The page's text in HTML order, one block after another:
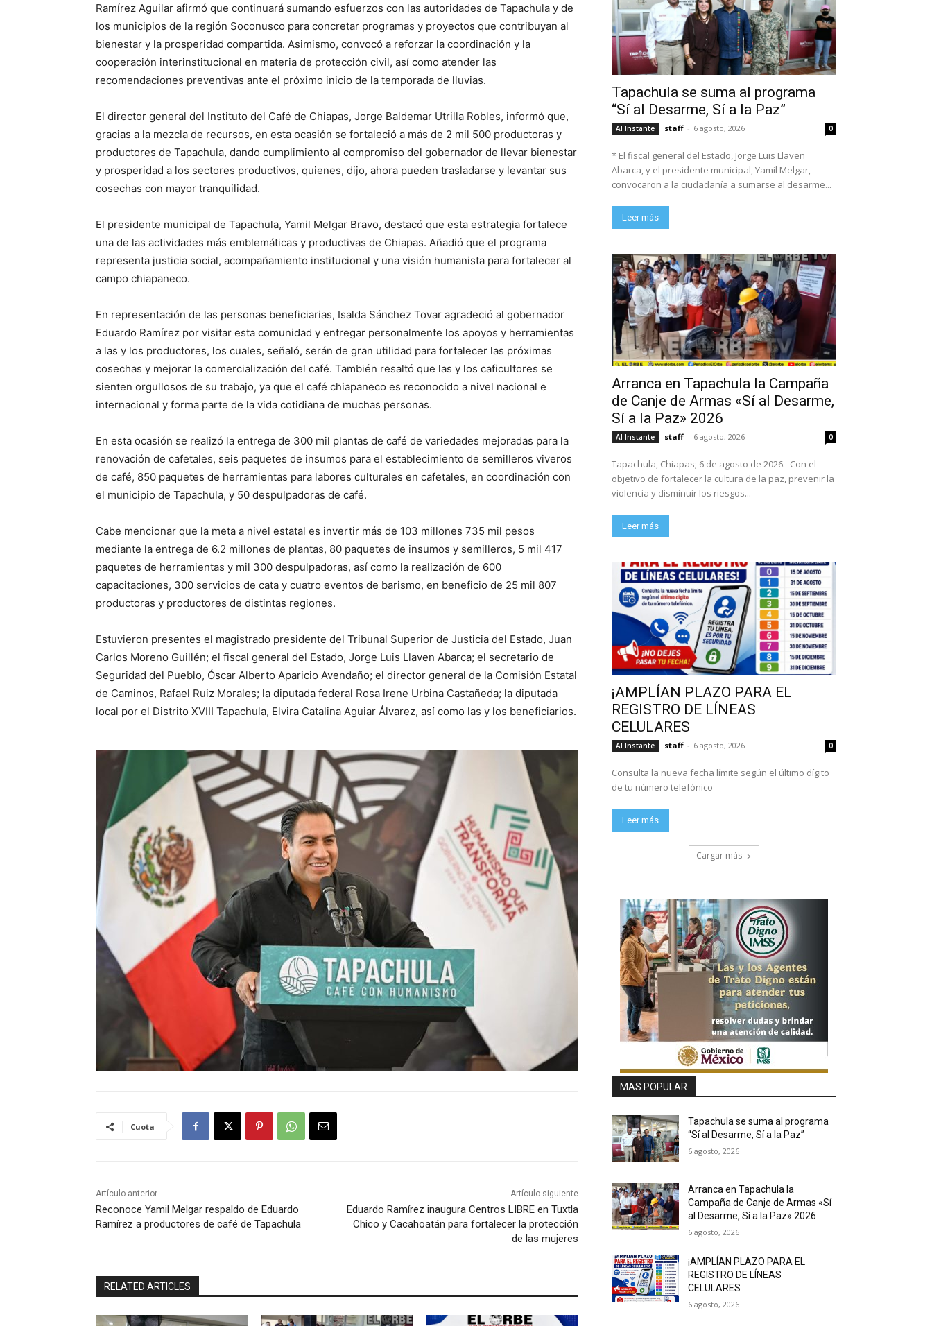
Ramírez Aguilar afirmó que continuará sumando esfuerzos con las autoridades de Tapachula y de
los municipios de la región Soconusco para concretar programas y proyectos que contribuyan al
bienestar y la prosperidad compartida. Asimismo, convocó a reforzar la coordinación y la
cooperación interinstitucional en materia de protección civil, así como atender las
recomendaciones preventivas ante el próximo inicio de la temporada de lluvias.
El director general del Instituto del Café de Chiapas, Jorge Baldemar Utrilla Robles, informó que,
gracias a la mezcla de recursos, en esta ocasión se fortaleció a más de 2 mil 500 productoras y
productores de Tapachula, dando cumplimiento al compromiso del gobernador de llevar bienestar
y prosperidad a los sectores productivos, quienes, dijo, ahora pueden trasladarse y levantar sus
cosechas con mayor tranquilidad.
El presidente municipal de Tapachula, Yamil Melgar Bravo, destacó que esta estrategia fortalece
una de las actividades más emblemáticas y productivas de Chiapas. Añadió que el programa
representa justicia social, acompañamiento institucional y una visión humanista para fortalecer al
campo chiapaneco.
En representación de las personas beneficiarias, Isalda Sánchez Tovar agradeció al gobernador
Eduardo Ramírez por visitar esta comunidad y entregar personalmente los apoyos y herramientas
a las y los productores, los cuales, señaló, serán de gran utilidad para fortalecer las próximas
cosechas y mejorar la comercialización del café. También resaltó que las y los caficultores se
sienten orgullosos de su trabajo, ya que el café chiapaneco es reconocido a nivel nacional e
internacional y forma parte de la vida cotidiana de muchas personas.
En esta ocasión se realizó la entrega de 300 mil plantas de café de variedades mejoradas para la
renovación de cafetales, seis paquetes de insumos para el establecimiento de semilleros viveros
de café, 850 paquetes de herramientas para labores culturales en cafetales, en coordinación con
el municipio de Tapachula, y 50 despulpadoras de café.
Cabe mencionar que la meta a nivel estatal es invertir más de 103 millones 735 mil pesos
mediante la entrega de 6.2 millones de plantas, 80 paquetes de insumos y semilleros, 5 mil 417
paquetes de herramientas y mil 300 despulpadoras, así como la realización de 600
capacitaciones, 300 servicios de cata y cuatro eventos de barismo, en beneficio de 25 mil 807
productoras y productores de distintas regiones.
Estuvieron presentes el magistrado presidente del Tribunal Superior de Justicia del Estado, Juan
Carlos Moreno Guillén; el fiscal general del Estado, Jorge Luis Llaven Abarca; el secretario de
Seguridad del Pueblo, Óscar Alberto Aparicio Avendaño; el director general de la Comisión Estatal
de Caminos, Rafael Ruiz Morales; la diputada federal Rosa Irene Urbina Castañeda; la diputada
local por el Distrito XVIII Tapachula, Elvira Catalina Aguiar Álvarez, así como las y los beneficiarios.
Cuota
Artículo anterior
Reconoce Yamil Melgar respaldo de Eduardo
Ramírez a productores de café de Tapachula
Artículo siguiente
Eduardo Ramírez inaugura Centros LIBRE en Tuxtla
Chico y Cacahoatán para fortalecer la protección
de las mujeres
RELATED ARTICLES
Tapachula se suma al programa
“Sí al Desarme, Sí a la Paz”
Al Instante staff - 6 agosto, 2026 0
* El fiscal general del Estado, Jorge Luis Llaven
Abarca, y el presidente municipal, Yamil Melgar,
convocaron a la ciudadanía a sumarse al desarme...
Leer más
Arranca en Tapachula la Campaña
de Canje de Armas «Sí al Desarme,
Sí a la Paz» 2026
Al Instante staff - 6 agosto, 2026 0
Tapachula, Chiapas; 6 de agosto de 2026.- Con el
objetivo de fortalecer la cultura de la paz, prevenir la
violencia y disminuir los riesgos...
Leer más
¡AMPLÍAN PLAZO PARA EL
REGISTRO DE LÍNEAS
CELULARES
Al Instante staff - 6 agosto, 2026 0
Consulta la nueva fecha límite según el último dígito
de tu número telefónico
Leer más
Cargar más
MAS POPULAR
Tapachula se suma al programa
“Sí al Desarme, Sí a la Paz”
6 agosto, 2026
Arranca en Tapachula la
Campaña de Canje de Armas «Sí
al Desarme, Sí a la Paz» 2026
6 agosto, 2026
¡AMPLÍAN PLAZO PARA EL
REGISTRO DE LÍNEAS
CELULARES
6 agosto, 2026